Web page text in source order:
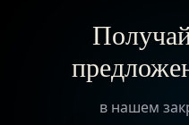
в нашем